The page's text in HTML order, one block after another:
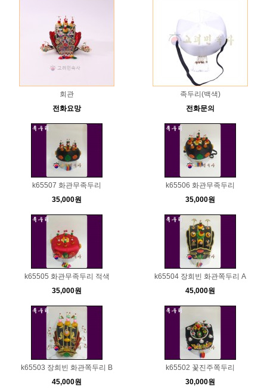
회관
전화요망
족두리(백색)
전화문의
k65507 화관무족두리
35,000원
k65506 화관무족두리
35,000원
k65505 화관무족두리 적색
35,000원
k65504 장희빈 화관쪽두리 A
45,000원
k65503 장희빈 화관쪽두리 B
45,000원
k65502 꽃진주쪽두리
30,000원